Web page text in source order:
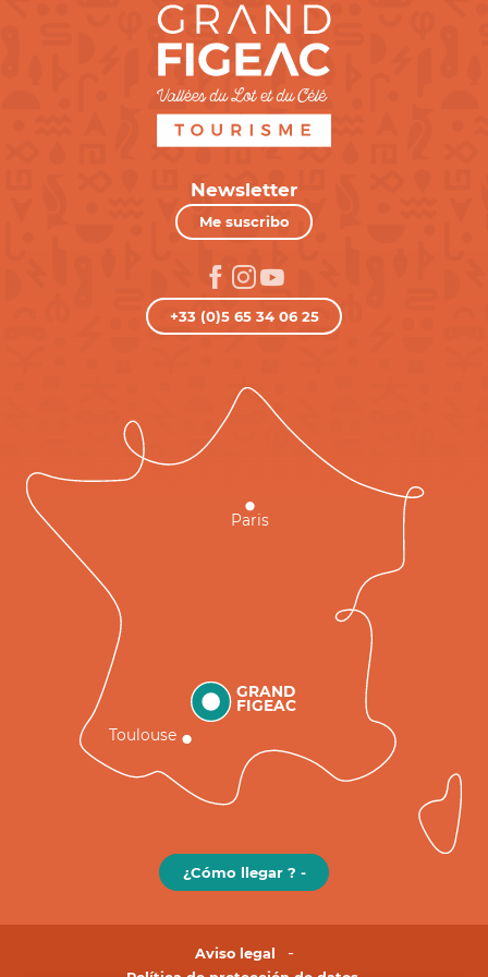
Newsletter
Me suscribo
+33 (0)5 65 34 06 25
GRAND
FIGEAC
Toulouse
Paris
¿Cómo llegar ? -
Aviso legal